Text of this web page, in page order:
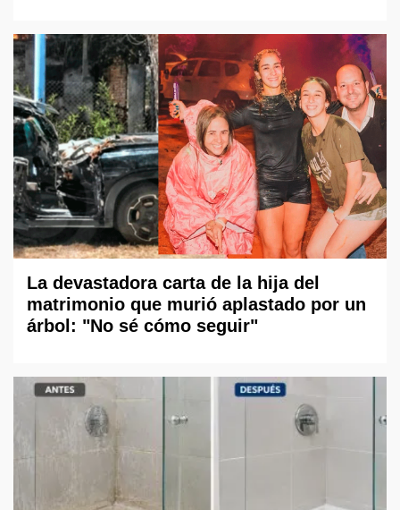
La devastadora carta de la hija del
matrimonio que murió aplastado por un
árbol: "No sé cómo seguir"